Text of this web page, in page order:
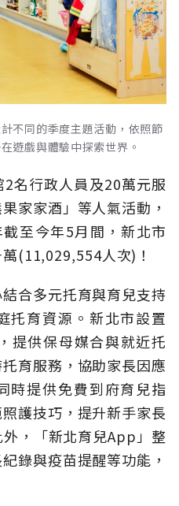
不同的季度主題活動，依照節
遊戲與體驗中探索世界。
名行政人員及20萬元服
家家酒」等人氣活動，
至今年5月間，新北市
(11,029,554人次)！
合多元托育與育兒支持
托育資源。新北市設置
提供保母媒合與就近托
育服務，協助家長因應
時提供免費到府育兒指
護技巧，提升新手家長
，「新北育兒App」整
錄與疫苗提醒等功能，